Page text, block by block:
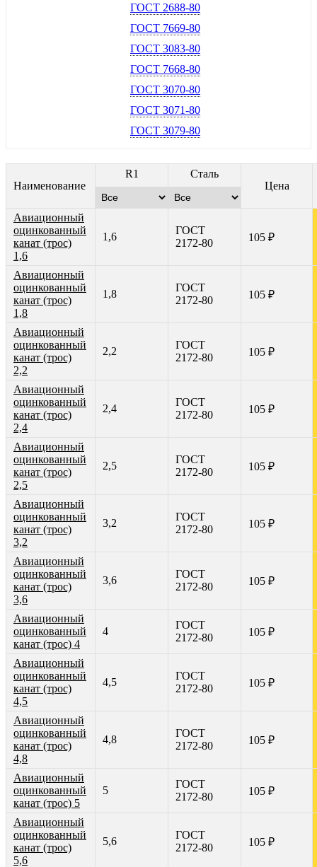
ГОСТ 2688-80
ГОСТ 7669-80
ГОСТ 3083-80
ГОСТ 7668-80
ГОСТ 3070-80
ГОСТ 3071-80
ГОСТ 3079-80
Наименование
R1
Сталь
Цена
Авиационный
оцинкованный
канат (трос)
1,6
1,6
ГОСТ
2172-80
105 ₽
Авиационный
оцинкованный
канат (трос)
1,8
1,8
ГОСТ
2172-80
105 ₽
Авиационный
оцинкованный
канат (трос)
2,2
2,2
ГОСТ
2172-80
105 ₽
Авиационный
оцинкованный
канат (трос)
2,4
2,4
ГОСТ
2172-80
105 ₽
Авиационный
оцинкованный
канат (трос)
2,5
2,5
ГОСТ
2172-80
105 ₽
Авиационный
оцинкованный
канат (трос)
3,2
3,2
ГОСТ
2172-80
105 ₽
Авиационный
оцинкованный
канат (трос)
3,6
3,6
ГОСТ
2172-80
105 ₽
Авиационный
оцинкованный
канат (трос) 4
4
ГОСТ
2172-80
105 ₽
Авиационный
оцинкованный
канат (трос)
4,5
4,5
ГОСТ
2172-80
105 ₽
Авиационный
оцинкованный
канат (трос)
4,8
4,8
ГОСТ
2172-80
105 ₽
Авиационный
оцинкованный
канат (трос) 5
5
ГОСТ
2172-80
105 ₽
Авиационный
оцинкованный
канат (трос)
5,6
5,6
ГОСТ
2172-80
105 ₽